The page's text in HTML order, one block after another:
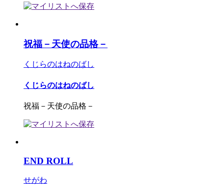
祝福－天使の品格－
くじらのはねのばし
くじらのはねのばし
祝福－天使の品格－
END ROLL
せがわ